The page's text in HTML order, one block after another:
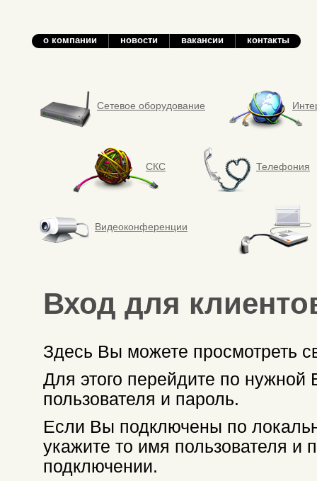
о компании новости вакансии контакты
Сетевое оборудование
СКС Телефония
Видеоконференции
Вход для
Здесь Вы можете просмотреть
Для этого перейдите по
пользователя и пароль.
Если Вы подключены по
укажите то имя пользователя
подключении.